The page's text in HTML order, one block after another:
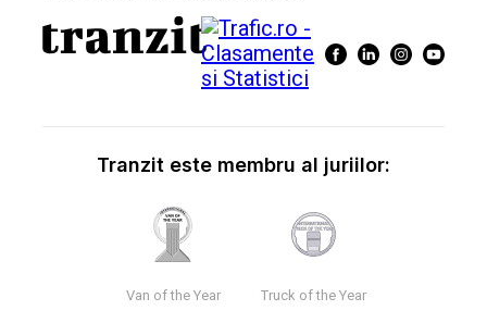
Tranzit este membru al juriilor:
Van of the Year Truck of the Year